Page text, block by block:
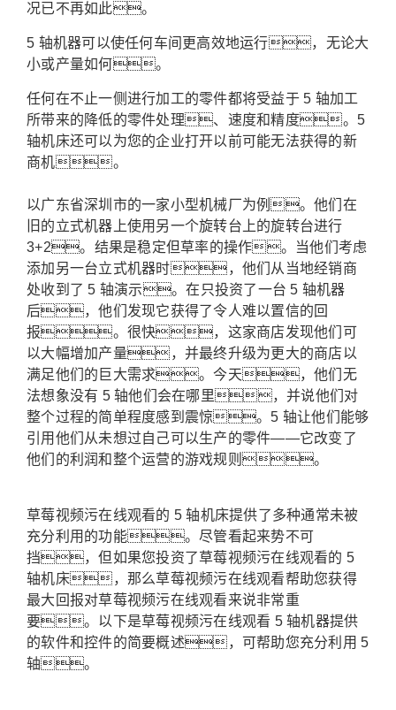
况已不再如此。
5 轴机器可以使任何车间更高效地运行，无论大
小或产量如何。
任何在不止一侧进行加工的零件都将受益于 5 轴加工
所带来的降低的零件处理、速度和精度。 5
轴机床还可以为您的企业打开以前可能无法获得的新
商机。
以广东省深圳市的一家小型机械厂为例。 他们在
旧的立式机器上使用另一个旋转台上的旋转台进行
3+2。 结果是稳定但草率的操作。
当他们考虑
添加另一台立式机器时，他们从当地经销商
处收到了 5 轴演示。在只投资了一台 5 轴机器
后，他们发现它获得了令人难以置信的回
报。 很快，这家商店发现他们可
以大幅增加产量，并最终升级为更大的商店以
满足他们的巨大需求。今天，他们无
法想象没有 5 轴他们会在哪里，并说他们对
整个过程的简单程度感到震惊。5 轴让他们能够
引用他们从未想过自己可以生产的零件——它改变了
他们的利润和整个运营的游戏规则。
草莓视频污在线观看的 5 轴机床提供了多种通常未被
充分利用的功能。尽管看起来势不可
挡，但如果您投资了草莓视频污在线观看的 5
轴机床，那么草莓视频污在线观看帮助您获得
最大回报对草莓视频污在线观看来说非常重
要。以下是草莓视频污在线观看 5 轴机器提供
的软件和控件的简要概述，可帮助您充分利用 5
轴。